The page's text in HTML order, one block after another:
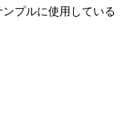
プルに使用している